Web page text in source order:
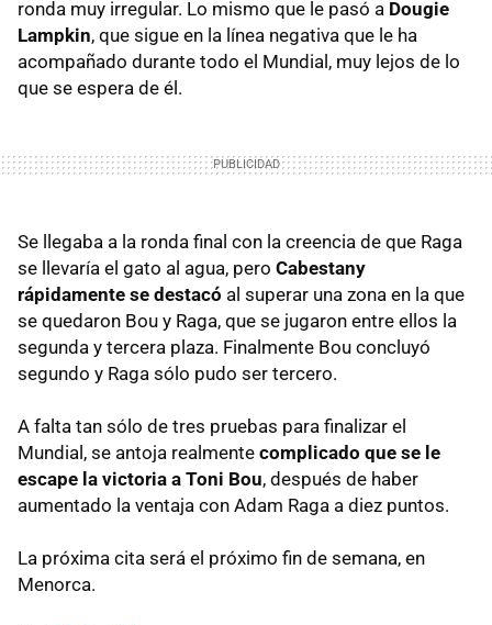
ronda muy irregular. Lo mismo que le pasó a Dougie
Lampkin, que sigue en la línea negativa que le ha
acompañado durante todo el Mundial, muy lejos de lo
que se espera de él.
Se llegaba a la ronda final con la creencia de que Raga
se llevaría el gato al agua, pero Cabestany
rápidamente se destacó al superar una zona en la que
se quedaron Bou y Raga, que se jugaron entre ellos la
segunda y tercera plaza. Finalmente Bou concluyó
segundo y Raga sólo pudo ser tercero.
A falta tan sólo de tres pruebas para finalizar el
Mundial, se antoja realmente complicado que se le
escape la victoria a Toni Bou, después de haber
aumentado la ventaja con Adam Raga a diez puntos.
La próxima cita será el próximo fin de semana, en
Menorca.